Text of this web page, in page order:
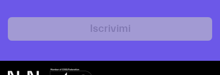
Iscrivimi